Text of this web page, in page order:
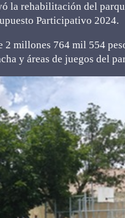
la rehabilitación del
Participativo 2024.
millones 764 mil 554
y áreas de juegos del